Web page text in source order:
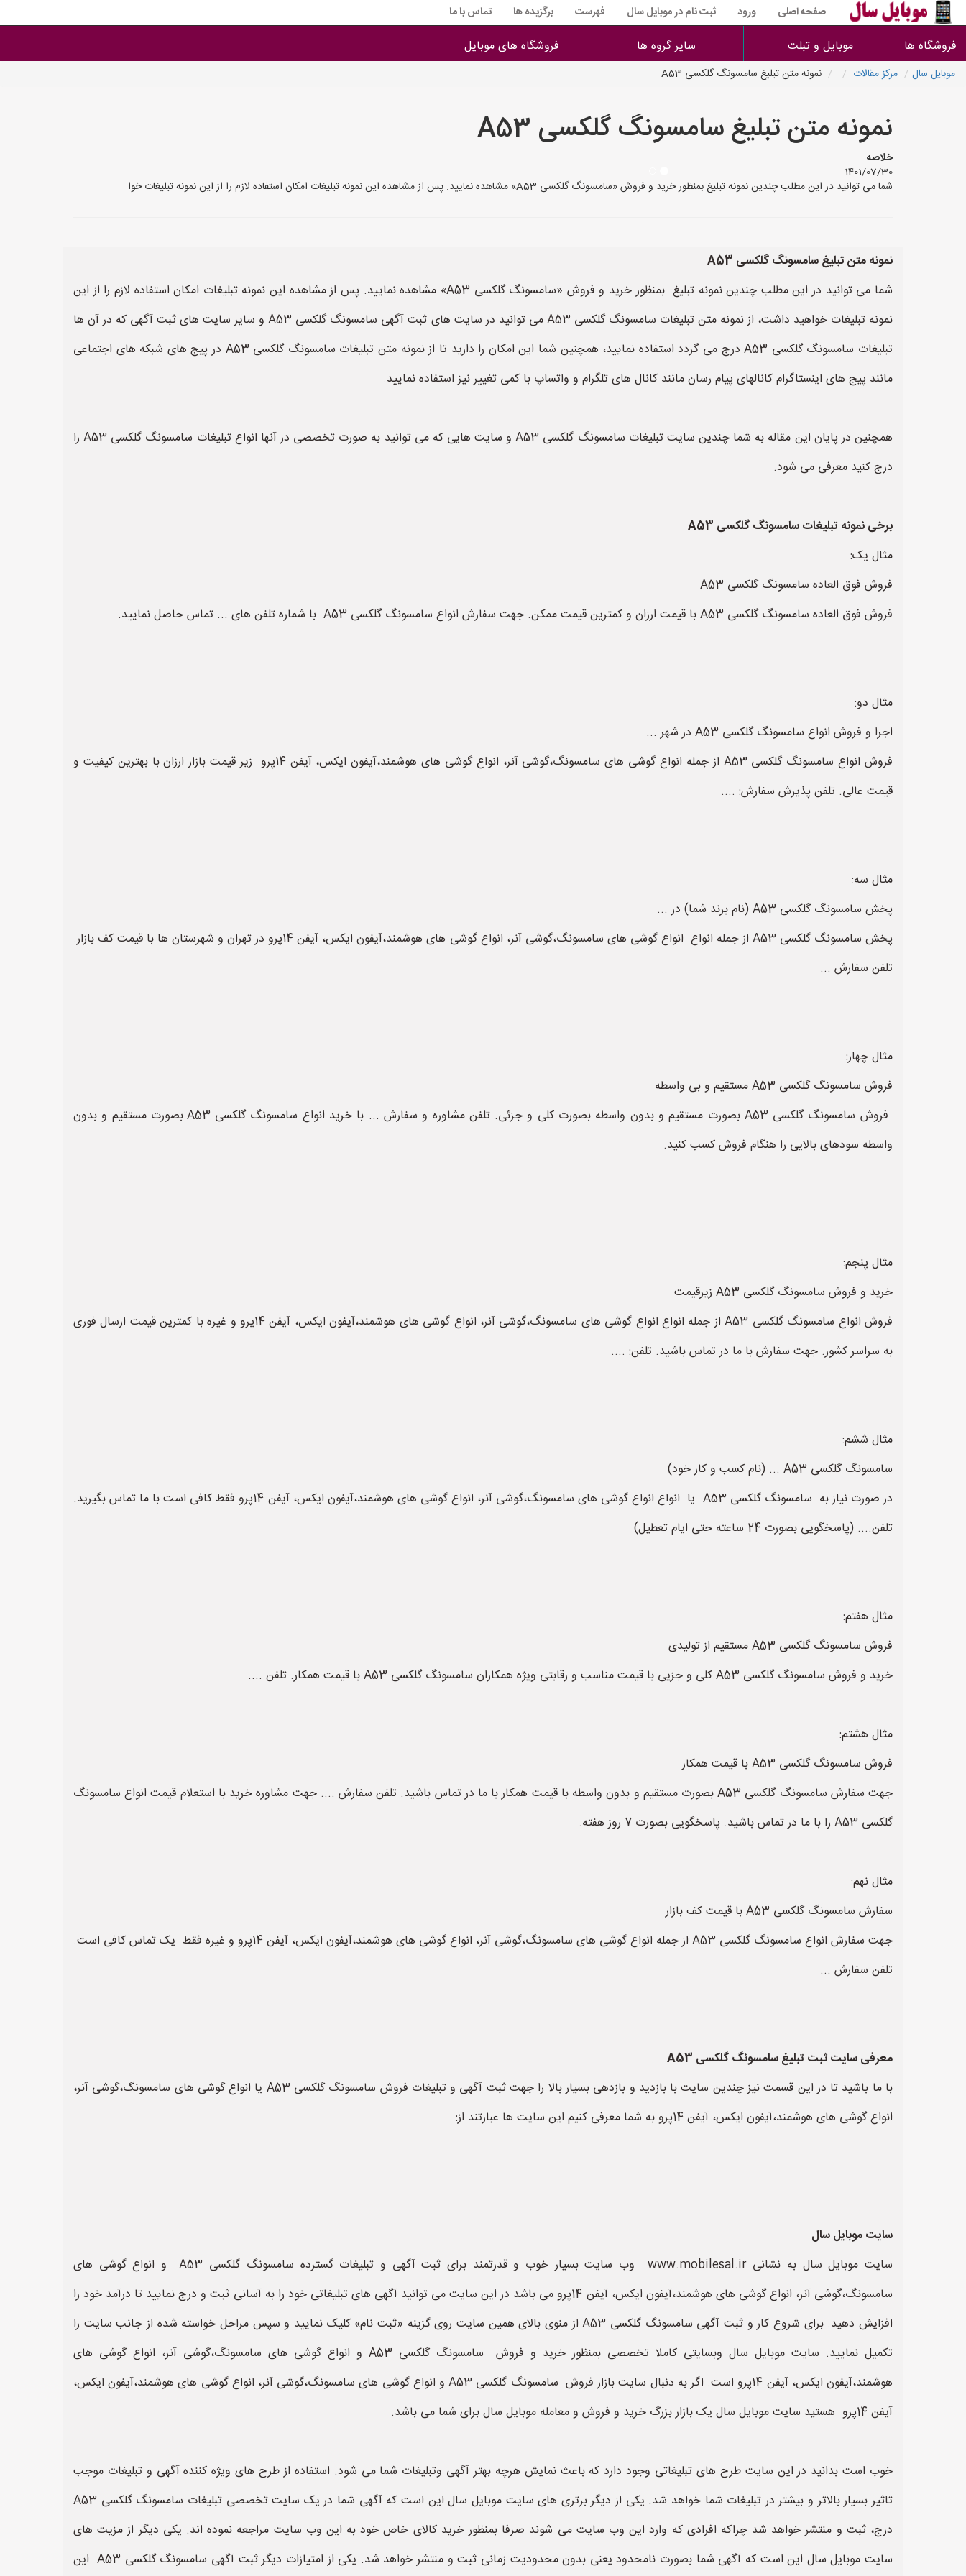
صفحه اصلی ورود ثبت نام در موبایل سال فهرست برگزیده ها تماس با ما
فروشگاه ها موبایل و تبلت سایر گروه ها فروشگاه های موبایل
موبایل سال مرکز مقالات نمونه متن تبلیغ سامسونگ گلکسی A53
نمونه متن تبلیغ سامسونگ گلکسی A53
خلاصه
1401/07/30
شما می توانید در این مطلب چندین نمونه تبلیغ بمنظور خرید و فروش «سامسونگ گلکسی A53» مشاهده نمایید. پس از مشاهده این نمونه تبلیغات امکان استفاده لازم را از این نمونه تبلیغات خوا
نمونه متن تبلیغ سامسونگ گلکسی A53
شما می توانید در این مطلب چندین نمونه تبلیغ بمنظور خرید و فروش «سامسونگ گلکسی A53» مشاهده نمایید. پس از مشاهده این نمونه تبلیغات امکان استفاده لازم را از این
نمونه تبلیغات خواهید داشت، از نمونه متن تبلیغات سامسونگ گلکسی A53 می توانید در سایت های ثبت آگهی سامسونگ گلکسی A53 و سایر سایت های ثبت آگهی که در آن ها
تبلیغات سامسونگ گلکسی A53 درج می گردد استفاده نمایید، همچنین شما این امکان را دارید تا از نمونه متن تبلیغات سامسونگ گلکسی A53 در پیج های شبکه های اجتماعی
مانند پیج های اینستاگرام کانالهای پیام رسان مانند کانال های تلگرام و واتساپ با کمی تغییر نیز استفاده نمایید.
همچنین در پایان این مقاله به شما چندین سایت تبلیغات سامسونگ گلکسی A53 و سایت هایی که می توانید به صورت تخصصی در آنها انواع تبلیغات سامسونگ گلکسی A53 را
درج کنید معرفی می شود.
برخی نمونه تبلیغات سامسونگ گلکسی A53
مثال یک:
فروش فوق العاده سامسونگ گلکسی A53
فروش فوق العاده سامسونگ گلکسی A53 با قیمت ارزان و کمترین قیمت ممکن. جهت سفارش انواع سامسونگ گلکسی A53 با شماره تلفن های ... تماس حاصل نمایید.
مثال دو:
اجرا و فروش انواع سامسونگ گلکسی A53 در شهر ...
فروش انواع سامسونگ گلکسی A53 از جمله انواع گوشی های سامسونگ،گوشی آنر، انواع گوشی های هوشمند،آیفون ایکس، آیفن 14پرو زیر قیمت بازار ارزان با بهترین کیفیت و
قیمت عالی. تلفن پذیرش سفارش: ....
مثال سه:
پخش سامسونگ گلکسی A53 (نام برند شما) در ...
پخش سامسونگ گلکسی A53 از جمله انواع انواع گوشی های سامسونگ،گوشی آنر، انواع گوشی های هوشمند،آیفون ایکس، آیفن 14پرو در تهران و شهرستان ها با قیمت کف بازار.
تلفن سفارش ...
مثال چهار:
فروش سامسونگ گلکسی A53 مستقیم و بی واسطه
فروش سامسونگ گلکسی A53 بصورت مستقیم و بدون واسطه بصورت ‌کلی و جزئی. تلفن مشاوره و سفارش ... با خرید انواع سامسونگ گلکسی A53 بصورت مستقیم و بدون
واسطه سودهای بالایی را هنگام فروش کسب کنید.
مثال پنجم:
خرید و فروش سامسونگ گلکسی A53 زیرقیمت
فروش انواع سامسونگ گلکسی A53 از جمله انواع انواع گوشی های سامسونگ،گوشی آنر، انواع گوشی های هوشمند،آیفون ایکس، آیفن 14پرو و غیره با کمترین قیمت ارسال فوری
به سراسر کشور. جهت سفارش با ما در تماس باشید. تلفن: ....
مثال ششم:
سامسونگ گلکسی A53 ... (نام کسب و کار خود)
در صورت نیاز به سامسونگ گلکسی A53 یا انواع انواع گوشی های سامسونگ،گوشی آنر، انواع گوشی های هوشمند،آیفون ایکس، آیفن 14پرو فقط کافی است با ما تماس بگیرید.
تلفن.... (پاسخگویی بصورت 24 ساعته حتی ایام تعطیل)
مثال هفتم:
فروش سامسونگ گلکسی A53 مستقیم از تولیدی
خرید و فروش سامسونگ گلکسی A53 کلی و جزیی با قیمت مناسب و رقابتی ویژه همکاران سامسونگ گلکسی A53 با قیمت همکار. تلفن ....
مثال هشتم:
فروش سامسونگ گلکسی A53 با قیمت همکار
جهت سفارش سامسونگ گلکسی A53 بصورت مستقیم و بدون واسطه با قیمت همکار با ما در تماس باشید. تلفن سفارش .... جهت مشاوره خرید با استعلام قیمت انواع سامسونگ
گلکسی A53 را با ما در تماس باشید. پاسخگویی بصورت 7 روز هفته.
مثال نهم:
سفارش سامسونگ گلکسی A53 با قیمت کف بازار
جهت سفارش انواع سامسونگ گلکسی A53 از جمله انواع گوشی های سامسونگ،گوشی آنر، انواع گوشی های هوشمند،آیفون ایکس، آیفن 14پرو و غیره فقط یک تماس کافی است.
تلفن سفارش ...
معرفی سایت ثبت تبلیغ سامسونگ گلکسی A53
با ما باشید تا در این قسمت نیز چندین سایت با بازدید و بازدهی بسیار بالا را جهت ثبت آگهی و تبلیغات فروش سامسونگ گلکسی A53 یا انواع گوشی های سامسونگ،گوشی آنر،
انواع گوشی های هوشمند،آیفون ایکس، آیفن 14پرو به شما معرفی کنیم این سایت ها عبارتند از:
سایت موبایل سال
سایت موبایل سال به نشانی www.mobilesal.ir وب سایت بسیار خوب و قدرتمند برای ثبت آگهی و تبلیغات گسترده سامسونگ گلکسی A53 و انواع گوشی های
سامسونگ،گوشی آنر، انواع گوشی های هوشمند،آیفون ایکس، آیفن 14پرو می باشد در این سایت می توانید آگهی های تبلیغاتی خود را به آسانی ثبت و درج نمایید تا درآمد خود را
افزایش دهید. برای شروع کار و ثبت آگهی سامسونگ گلکسی A53 از منوی بالای همین سایت روی گزینه «ثبت نام» کلیک نمایید و سپس مراحل خواسته شده از جانب سایت را
تکمیل نمایید. سایت موبایل سال وبسایتی کاملا تخصصی بمنظور خرید و فروش سامسونگ گلکسی A53 و انواع گوشی های سامسونگ،گوشی آنر، انواع گوشی های
هوشمند،آیفون ایکس، آیفن 14پرو است. اگر به دنبال سایت بازار فروش سامسونگ گلکسی A53 و انواع گوشی های سامسونگ،گوشی آنر، انواع گوشی های هوشمند،آیفون ایکس،
آیفن 14پرو هستید سایت موبایل سال یک بازار بزرگ خرید و فروش و معامله موبایل سال برای شما می باشد.
خوب است بدانید در این سایت طرح های تبلیغاتی وجود دارد که باعث نمایش هرچه بهتر آگهی وتبلیغات شما می شود. استفاده از طرح های ویژه کننده آگهی و تبلیغات موجب
تاثیر بسیار بالاتر و بیشتر در تبلیغات شما خواهد شد. یکی از دیگر برتری های سایت موبایل سال این است که آگهی شما در یک سایت تخصصی تبلیغات سامسونگ گلکسی A53
درج، ثبت و منتشر خواهد شد چراکه افرادی که وارد این وب سایت می شوند صرفا بمنظور خرید کالای خاص خود به این وب سایت مراجعه نموده اند. یکی دیگر از مزیت های
سایت موبایل سال این است که آگهی شما بصورت نامحدود یعنی بدون محدودیت زمانی ثبت و منتشر خواهد شد. یکی از امتیازات دیگر ثبت آگهی سامسونگ گلکسی A53 این